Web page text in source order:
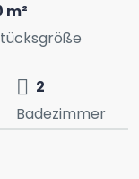
m²
2
Badezimmer